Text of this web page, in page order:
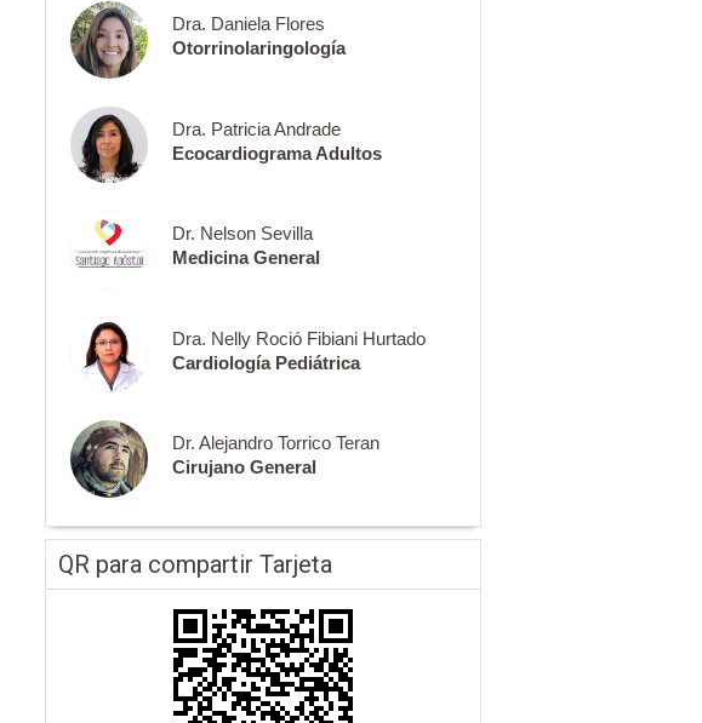
Dra. Daniela Flores
Otorrinolaringología
Dra. Patricia Andrade
Ecocardiograma Adultos
Dr. Nelson Sevilla
Medicina General
Dra. Nelly Roció Fibiani Hurtado
Cardiología Pediátrica
Dr. Alejandro Torrico Teran
Cirujano General
QR para compartir Tarjeta